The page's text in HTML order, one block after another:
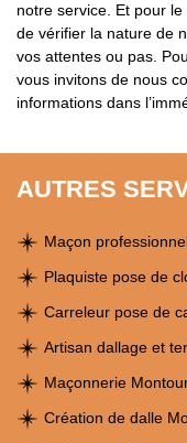
notre service. Et pour
de vérifier la nature de
vos attentes ou pas.
vous invitons de nous
informations dans
AUTRES
Maçon
Plaquiste pose de
Carreleur pose de
Artisan dallage et
Maçonnerie
Création de dalle